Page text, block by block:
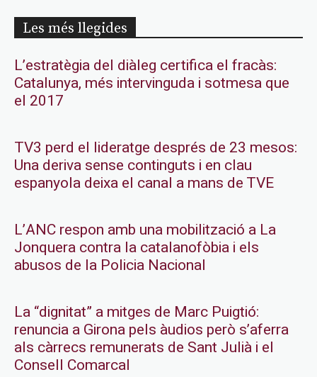
Les més llegides
L’estratègia del diàleg certifica el fracàs:
Catalunya, més intervinguda i sotmesa que
el 2017
TV3 perd el lideratge després de 23 mesos:
Una deriva sense continguts i en clau
espanyola deixa el canal a mans de TVE
L’ANC respon amb una mobilització a La
Jonquera contra la catalanofòbia i els
abusos de la Policia Nacional
La “dignitat” a mitges de Marc Puigtió:
renuncia a Girona pels àudios però s’aferra
als càrrecs remunerats de Sant Julià i el
Consell Comarcal